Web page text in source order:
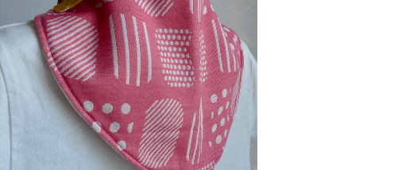
替えスタイ：和柄（ピンク）
¥900